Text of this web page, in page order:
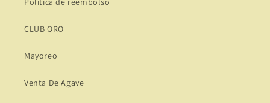
CLUB ORO
Mayoreo
Venta De Agave